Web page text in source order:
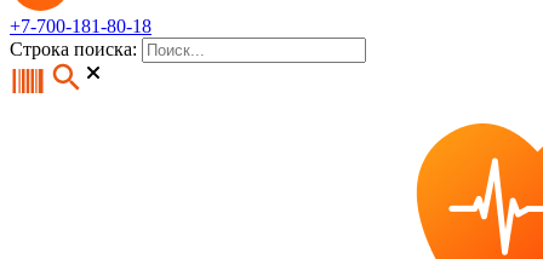
+7-700-181-80-18
Строка поиска: